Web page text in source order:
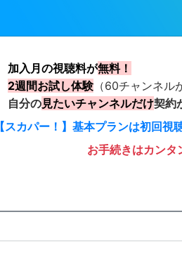
加入月の視聴料が無料！
2週間お試し体験（60チャンネル
自分の見たいチャンネルだけ契約
【スカパー！】基本プランは初回視
お手続きはカンタ